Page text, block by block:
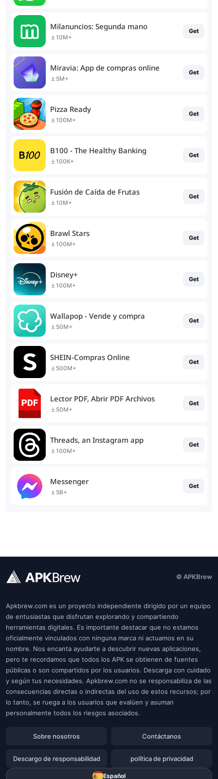
Milanuncios: Segunda mano
10M+
Get
Miravia: App de compras online
5M+
Get
Pizza Ready
100M+
Get
B100 - The Healthy Banking
100K+
Get
Fusión de Caída de Frutas
10M+
Get
Brawl Stars
100M+
Get
Disney+
100M+
Get
Wallapop - Vende y compra
50M+
Get
SHEIN-Compras Online
500M+
Get
Lector PDF, Abrir PDF Archivos
50M+
Get
Threads, an Instagram app
100M+
Get
Messenger
5B+
Get
© APKBrew
Apkbrew.com es un proyecto independiente dirigido por un equipo
de entusiastas que disfrutan explorando y compartiendo
herramientas digitales. Es importante destacar que no estamos
oficialmente vinculados con ninguna marca ni actuamos en su
nombre. Nos encanta ayudarte a descubrir nuevas aplicaciones,
pero te recordamos que todos los APK se obtienen de fuentes
públicas o son compartidos por los usuarios. Descarga con cuidado
y según tus necesidades. Apkbrew.com no se responsabiliza de las
consecuencias directas o indirectas del uso de estos recursos; por
lo tanto, se ruega a los usuarios que evalúen y asuman
personalmente todos los riesgos asociados.
Sobre nosotros Contáctanos
Descargo de responsabilidad política de privacidad
Español